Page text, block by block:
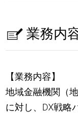
業務内
【業務内容】
地域金融機関（
に対し、DX戦略